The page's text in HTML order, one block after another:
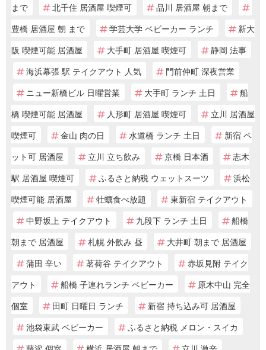
まで
北千住 居酒屋 喫煙可
品川 居酒屋 朝まで
豊橋 居酒屋 朝 まで
学芸大学 ベビーカー ランチ
新大
阪 喫煙可能 居酒屋
大手町 居酒屋 喫煙可
静岡 法事
海浜幕張 駅 テイクアウト 人気
門前仲町 深夜営業
ニュー新橋ビル 日曜営業
大手町 ランチ 土日
船
橋 喫煙可能 居酒屋
人形町 居酒屋 喫煙可
立川 居酒屋
喫煙可
金山 肉の日 水道橋 ランチ 土日
新宿 ペ
ット可 居酒屋
立川 立ち飲み 京橋 日本酒
志木
駅 居酒屋 喫煙可
ふるさと納税 ウェットスーツ
浜松
喫煙可能 居酒屋
牡蠣食べ放題
東新宿 テイクアウト
中野坂上 テイクアウト
九段下 ランチ 土日
船橋
朝まで 居酒屋
札幌 外飲み 昼
大井町 朝まで 居酒屋
蒲田 辛い
茗荷谷 テイクアウト
赤坂見附 テイク
アウト
船橋 子連れランチ ベビーカー
原木中山 完全
個室
田町 日曜日 ランチ
新宿 持ち込み可 居酒屋
池袋東武 ベビーカー
ふるさと納税 メロン・スイカ